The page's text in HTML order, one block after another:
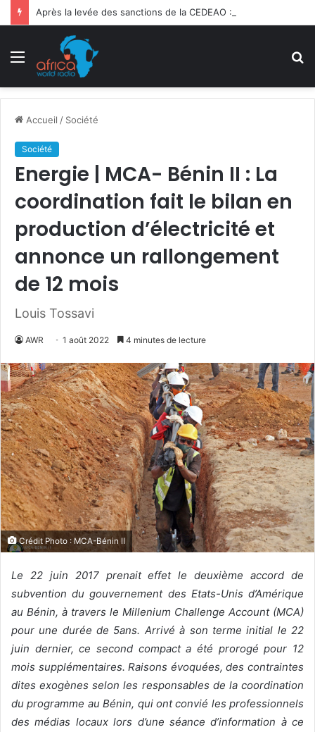
Menu
Accueil / Société
Société
Energie | MCA- Bénin II : La
coordination fait le bilan en
production d’électricité et
annonce un rallongement
de 12 mois
Louis Tossavi
AWR 1 août 2022 4 minutes de lecture
Crédit Photo : MCA-Bénin II
Le 22 juin 2017 prenait effet le deuxième accord de
subvention du gouvernement des Etats-Unis d’Amérique
au Bénin, à travers le Millenium Challenge Account (MCA)
pour une durée de 5ans. Arrivé à son terme initial le 22
juin dernier, ce second compact a été prorogé pour 12
mois supplémentaires. Raisons évoquées, des contraintes
dites exogènes selon les responsables de la coordination
du programme au Bénin, qui ont convié les professionnels
des médias locaux lors d’une séance d’information à ce